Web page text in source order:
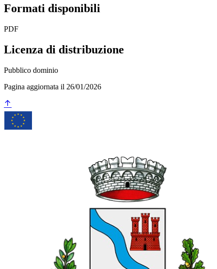
Formati disponibili
PDF
Licenza di distribuzione
Pubblico dominio
Pagina aggiornata il 26/01/2026